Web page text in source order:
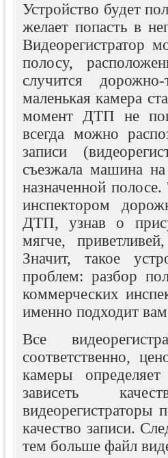
Устройство будет
желает попасть в
Видеорегистратор
полосу,
случится
маленькая камера
момент ДТП не
всегда можно
записи
съезжала машина
назначенной
инспектором
ДТП, узнав о
мягче,
Значит, такое
проблем: разбор
коммерческих
именно подходит
Все
соответственно,
камеры
зависеть
видеорегистраторы
качество записи.
тем больше файл